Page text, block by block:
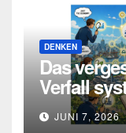
DENKEN
Das
Verfall
JUNI 7, 2026